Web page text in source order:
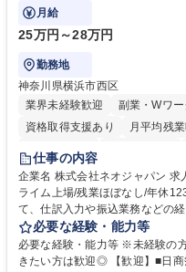
理知識を身につけていただきます。
月給
25万円～28万円
勤務地
神奈川県横浜市西区
業界未経験歓迎
副業・Wワ
資格取得支援あり
月平均残
未経験者歓迎
完全週休2日制
交通費支給
寮・社宅あり
仕事の内容
企業名 株式会社ネオジャパン 求人名 未経験歓迎【経理/みなとみらい】プ
ライム上場/残業ほぼなし/年休123日 仕事の内容 経理部門メンバ
て、仕訳入力や振込業務などの
力・確認業務からスタートし、
階的に経理知識を身につけていただきます。 【具体
基づく仕訳入力 ■月末の振込業
必要な経験・能力等
必要な経験・能力等 ※未経験の
きたい方は歓迎◎ 【歓迎】■日